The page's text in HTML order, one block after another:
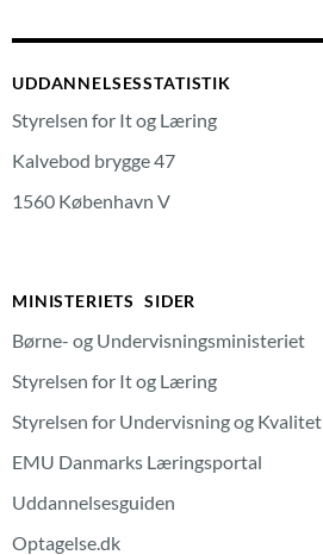
UDDANNELSESSTATISTIK
Styrelsen for It og Læring
Kalvebod brygge 47
1560 København V
MINISTERIETS SIDER
Børne- og Undervisningsministeriet
Styrelsen for It og Læring
Styrelsen for Undervisning og Kvalitet
EMU Danmarks Læringsportal
Uddannelsesguiden
Optagelse.dk